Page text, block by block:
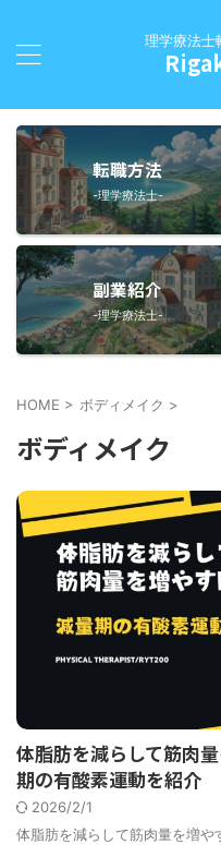
理学療法士
転職方法
-理学療法士-
副業紹介
-理学療法士-
HOME > ボディメイク >
ボディメイク
体脂肪を減らして筋肉
期の有酸素運動を紹介
2026/2/1
体脂肪を減らして筋肉量を増や